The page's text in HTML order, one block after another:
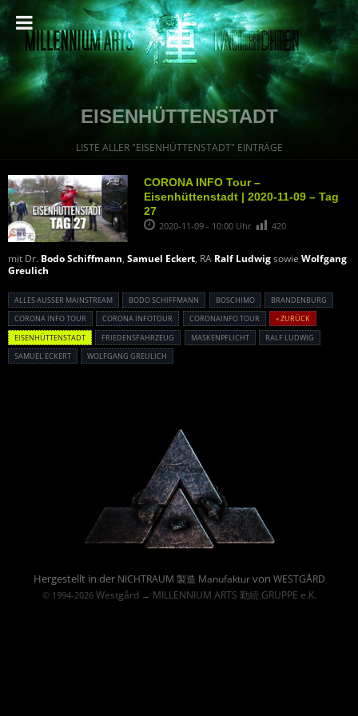
EISENHÜTTENSTADT
LISTE ALLER "EISENHÜTTENSTADT" EINTRÄGE
CORONA INFO Tour –
Eisenhüttenstadt | 2020-11-09 – Tag
27
2020-11-09 - 10:00 Uhr 420
mit Dr. Bodo Schiffmann, Samuel Eckert, RA Ralf Ludwigsowie Wolfgang
Greulich
ALLES AUSSER MAINSTREAM BODO SCHIFFMANN BOSCHIMO
BRANDENBURG
CORONA INFO TOUR
CORONA INFOTOUR CORONAINFO TOUR
« ZURÜCK
EISENHÜTTENSTADT
FRIEDENSFAHRZEUG MASKENPFLICHT
RALF LUDWIG
SAMUEL ECKERT
WOLFGANG GREULICH
Hergestellt in der NICHTRAUM 製造 Manufakturvon WESTGÅRD
© 1994-2026 Westgård→ MILLENNIUM ARTS 勤続 GRUPPE e.K.
Powered By :